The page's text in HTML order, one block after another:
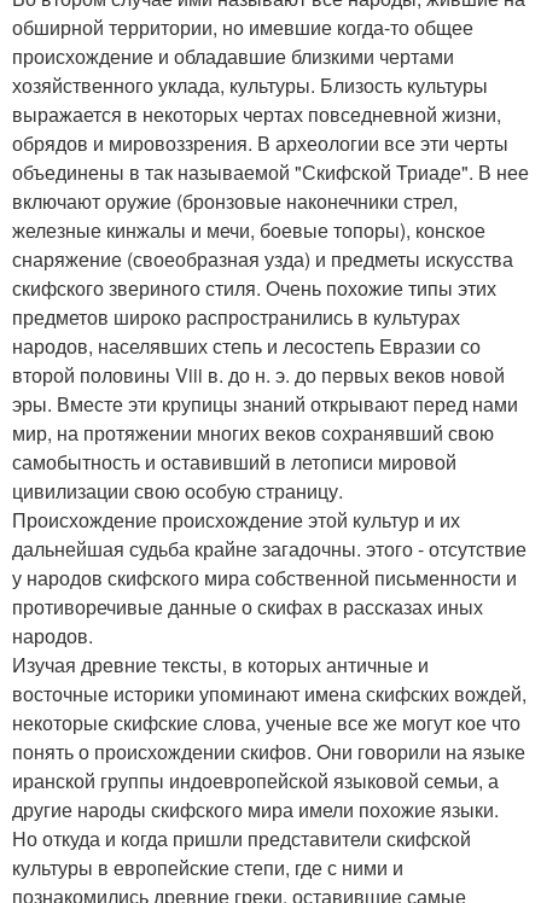
обширной территории, но имевшие когда-то общее
происхождение и обладавшие близкими чертами
хозяйственного уклада, культуры. Близость культуры
выражается в некоторых чертах повседневной жизни,
обрядов и мировоззрения. В археологии все эти черты
объединены в так называемой "Скифской Триаде". В нее
включают оружие (бронзовые наконечники стрел,
железные кинжалы и мечи, боевые топоры), конское
снаряжение (своеобразная узда) и предметы искусства
скифского звериного стиля. Очень похожие типы этих
предметов широко распространились в культурах
народов, населявших степь и лесостепь Евразии со
второй половины Viii в. до н. э. до первых веков новой
эры. Вместе эти крупицы знаний открывают перед нами
мир, на протяжении многих веков сохранявший свою
самобытность и оставивший в летописи мировой
цивилизации свою особую страницу.
Происхождение происхождение этой культур и их
дальнейшая судьба крайне загадочны. этого - отсутствие
у народов скифского мира собственной письменности и
противоречивые данные о скифах в рассказах иных
народов.
Изучая древние тексты, в которых античные и
восточные историки упоминают имена скифских вождей,
некоторые скифские слова, ученые все же могут кое что
понять о происхождении скифов. Они говорили на языке
иранской группы индоевропейской языковой семьи, а
другие народы скифского мира имели похожие языки.
Но откуда и когда пришли представители скифской
культуры в европейские степи, где с ними и
познакомились древние греки, оставившие самые